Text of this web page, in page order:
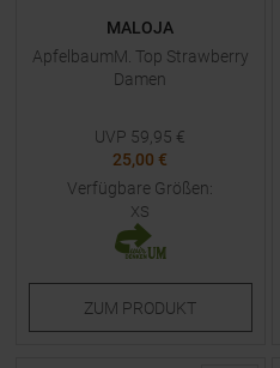
MALOJA
ApfelbaumM. Top Strawberry
Damen
UVP 59,95 €
25,00 €
Verfügbare Größen:
XS
ZUM PRODUKT